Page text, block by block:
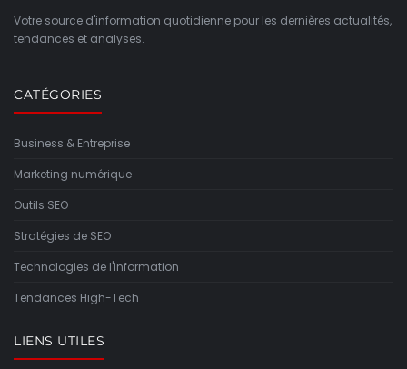
Votre source d'information quotidienne pour les dernières actualités,
tendances et analyses.
CATÉGORIES
Business & Entreprise
Marketing numérique
Outils SEO
Stratégies de SEO
Technologies de l'information
Tendances High-Tech
LIENS UTILES